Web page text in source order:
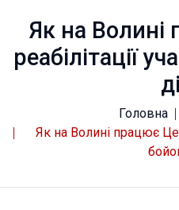
Як на
реабілітації
Головна
Як на Волині працює